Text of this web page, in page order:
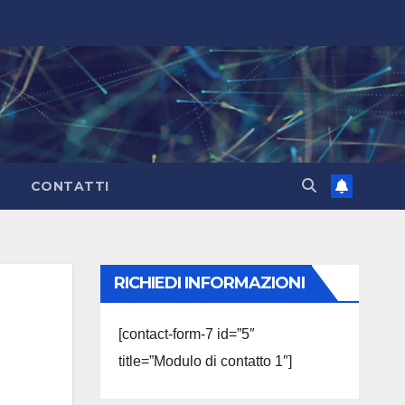
CONTATTI
RICHIEDI INFORMAZIONI
[contact-form-7 id=”5″
title=”Modulo di contatto 1″]